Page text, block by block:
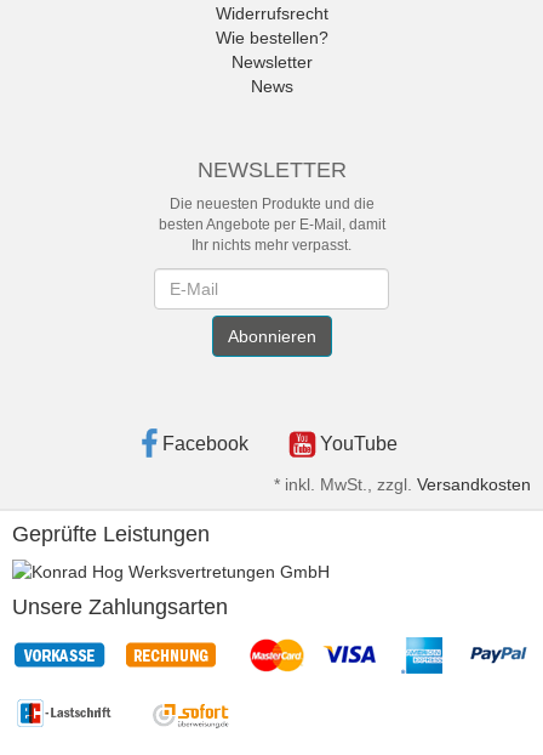
Widerrufsrecht
Wie bestellen?
Newsletter
News
NEWSLETTER
Die neuesten Produkte und die
besten Angebote per E-Mail, damit
Ihr nichts mehr verpasst.
Abonnieren
Facebook YouTube
* inkl. MwSt., zzgl. Versandkosten
Geprüfte Leistungen
Unsere Zahlungsarten